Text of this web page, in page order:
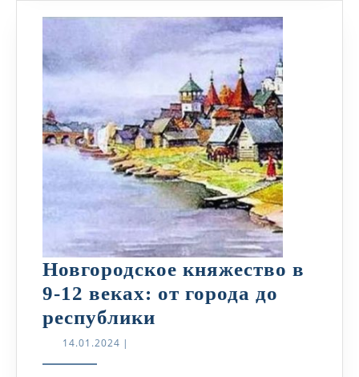
Новгородское княжество в
9-12 веках: от города до
республики
14.01.2024 14.01.2024
|